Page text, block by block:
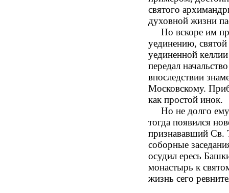
святого
духовной жизни
Но вскоре им
уединению,
уединенной
передал
впоследствии
Московскому.
как простой инок.
Но не долго ему
тогда появился
признававший Св.
соборные
осудил ересь
монастырь к
жизнь сего